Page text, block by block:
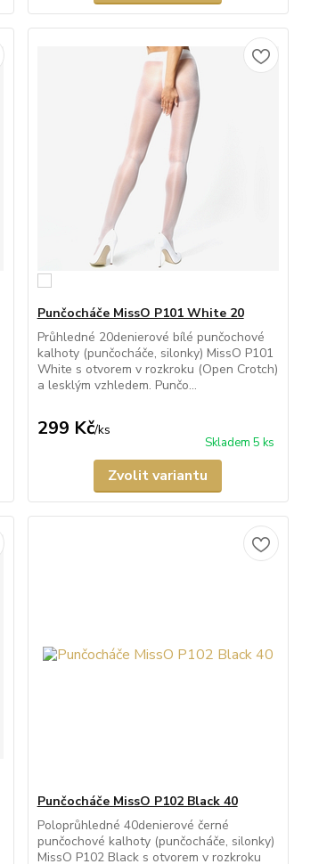
Punčocháče MissO P101 White 20
Průhledné 20denierové bílé punčochové
kalhoty (punčocháče, silonky) MissO P101
White s otvorem v rozkroku (Open Crotch)
a lesklým vzhledem. Punčo...
299 Kč/ks
Skladem 5 ks
Zvolit variantu
Punčocháče MissO P102 Black 40
Poloprůhledné 40denierové černé
punčochové kalhoty (punčocháče, silonky)
MissO P102 Black s otvorem v rozkroku